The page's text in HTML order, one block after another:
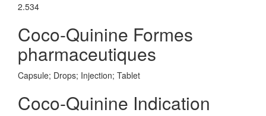
2.534
Coco-Quinine Formes
pharmaceutiques
Capsule; Drops; Injection; Tablet
Coco-Quinine Indication